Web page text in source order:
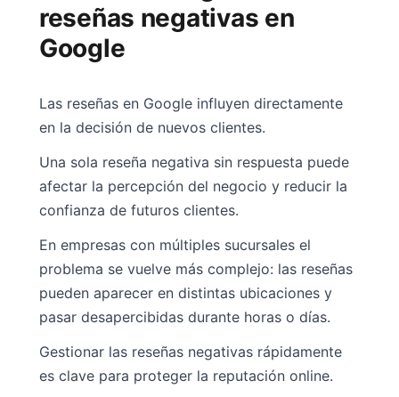
reseñas negativas en
Google
Las reseñas en Google influyen directamente
en la decisión de nuevos clientes.
Una sola reseña negativa sin respuesta puede
afectar la percepción del negocio y reducir la
confianza de futuros clientes.
En empresas con múltiples sucursales el
problema se vuelve más complejo: las reseñas
pueden aparecer en distintas ubicaciones y
pasar desapercibidas durante horas o días.
Gestionar las reseñas negativas rápidamente
es clave para proteger la reputación online.